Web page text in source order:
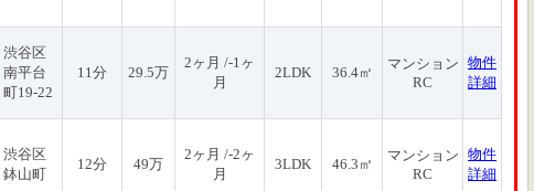
渋谷区
南平台
町19-22
11分 29.5万
2ヶ月 /-1ヶ
月
2LDK 36.4㎡
マンション
RC
物件
詳細
渋谷区
鉢山町
12分 49万
2ヶ月 /-2ヶ
月
3LDK 46.3㎡
マンション
RC
物件
詳細